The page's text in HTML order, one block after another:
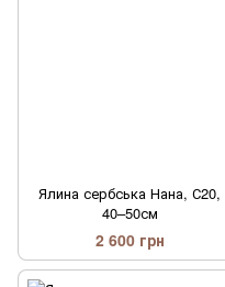
Ялина сербська Нана, С20,
40–50см
2 600 грн